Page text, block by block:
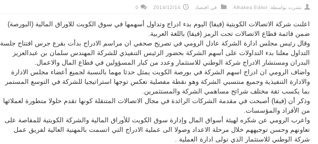
نشرت بواسطة: Alhakea Editor في اقتصاد 2014/12/14
0
اعلنت شركة الاتصالات الكويتية (فيفا) اليوم بدء ادراج وتداول أسهمها في سوق الكويت للاوراق المالية (البورصة)
ضمن قائمة قطاع الاتصالات تحت الرمز (فيفا) باللغة العربية.
وقال رئيس مجلس ادارة الشركة عادل الرومي في تصريح صحفي ان مراسم الادراج بدأت بقرع جرس افتتاح جلسة
التداول معلنا بدء التداولات على أسهم الشركة بحضور الرئيس التنفيذي للشركة المهندس سلمان بن عبدالعزيز
البدران ومستشار الادراج شركة الوطني للاستثمار وعدد من كبار المسؤولين في قطاع المال والاعمال.
واضاف الرومي ان ادراج اسهم الشركة في بورصة الكويت يمثل حدثا مهما بالنسبة لجميع أعضاء مجلس الادارة
والادارة التنفيذية وجميع منتسبي الشركة وهو نقطة مفصلية تعكس توجها استراتيجيا للشركة في التوسع المستمر
بما يكسب ثقة مختلف شرائح مساهمي الشركة والمستثمرين.
وذكر أن (فيفا) أصبحت في مقدمة الشركات الرائدة في مجال الاتصالات المتنقلة كونها تقدم حلولا متطورة لعملائها
من الأفراد والمؤسسات.
واعرب الرومي عن شكره لهيئة أسواق المال وإدارة سوق الكويت للأوراق المالية والشركة الكويتية للمقاصة على
تعاونهم وحسن توجيههم خلال مرحلة الاعداد وصولا الى عملية الادراج التي اتسمت بالمهنية العالية لفريق عمل
شركة الوطني للاستثمار الذي تولى ادارة العملية .